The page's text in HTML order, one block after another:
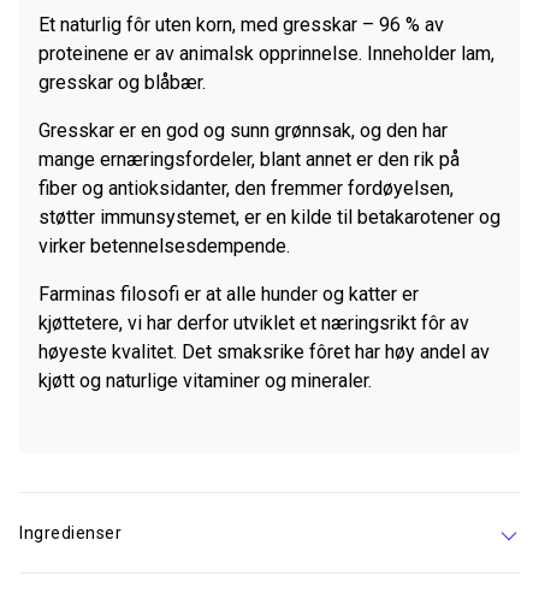
antall
Et naturlig fôr uten korn, med gresskar – 96 % av
proteinene er av animalsk opprinnelse. Inneholder lam,
gresskar og blåbær.
Gresskar er en god og sunn grønnsak, og den har
mange ernæringsfordeler, blant annet er den rik på
fiber og antioksidanter, den fremmer fordøyelsen,
støtter immunsystemet, er en kilde til betakarotener og
virker betennelsesdempende.
Farminas filosofi er at alle hunder og katter er
kjøttetere, vi har derfor utviklet et næringsrikt fôr av
høyeste kvalitet. Det smaksrike fôret har høy andel av
kjøtt og naturlige vitaminer og mineraler.
Ingredienser